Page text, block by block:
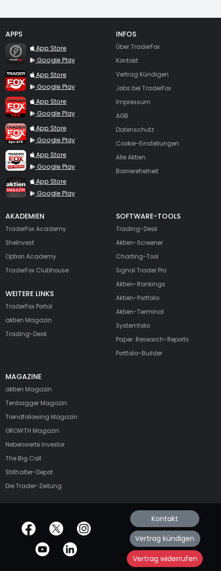
APPS
TraderFox Flash
App Store
Google Play
TraderFox App
App Store
Google Play
TraderFox Pro
App Store
Google Play
TraderFox dpa-AFX ProFeed
App Store
Google Play
TraderFox Live Trading
App Store
Google Play
TraderFox aktien Magazin
App Store
Google Play
INFOS
Über TraderFox
Kontakt
Vertrag Kündigen
Jobs bei TraderFox
Impressum
AGB
Datenschutz
Cookie-Einstellungen
Alle Aktien
Barrierefreiheit
AKADEMIEN
TraderFox Academy
SheInvest
Option Academy
TraderFox Clubhouse
WEITERE LINKS
TraderFox Portal
aktien Magazin
Trading-Desk
SOFTWARE-TOOLS
Trading-Desk
Aktien-Screener
Charting-Tool
Signal Trader Pro
Aktien-Rankings
Aktien-Portfolio
Aktien-Terminal
Systemfolio
Paper: Research-Reports
Portfolio-Builder
MAGAZINE
aktien Magazin
Tenbagger Magazin
Trendfollowing Magazin
GROWTH Magazin
Nebenwerte Investor
The Big Call
Stillhalter-Depot
Die Trader-Zeitung
offizielle Social Media-Accounts Kontakt
Vertrag kündigen
Vertrag widerrufen